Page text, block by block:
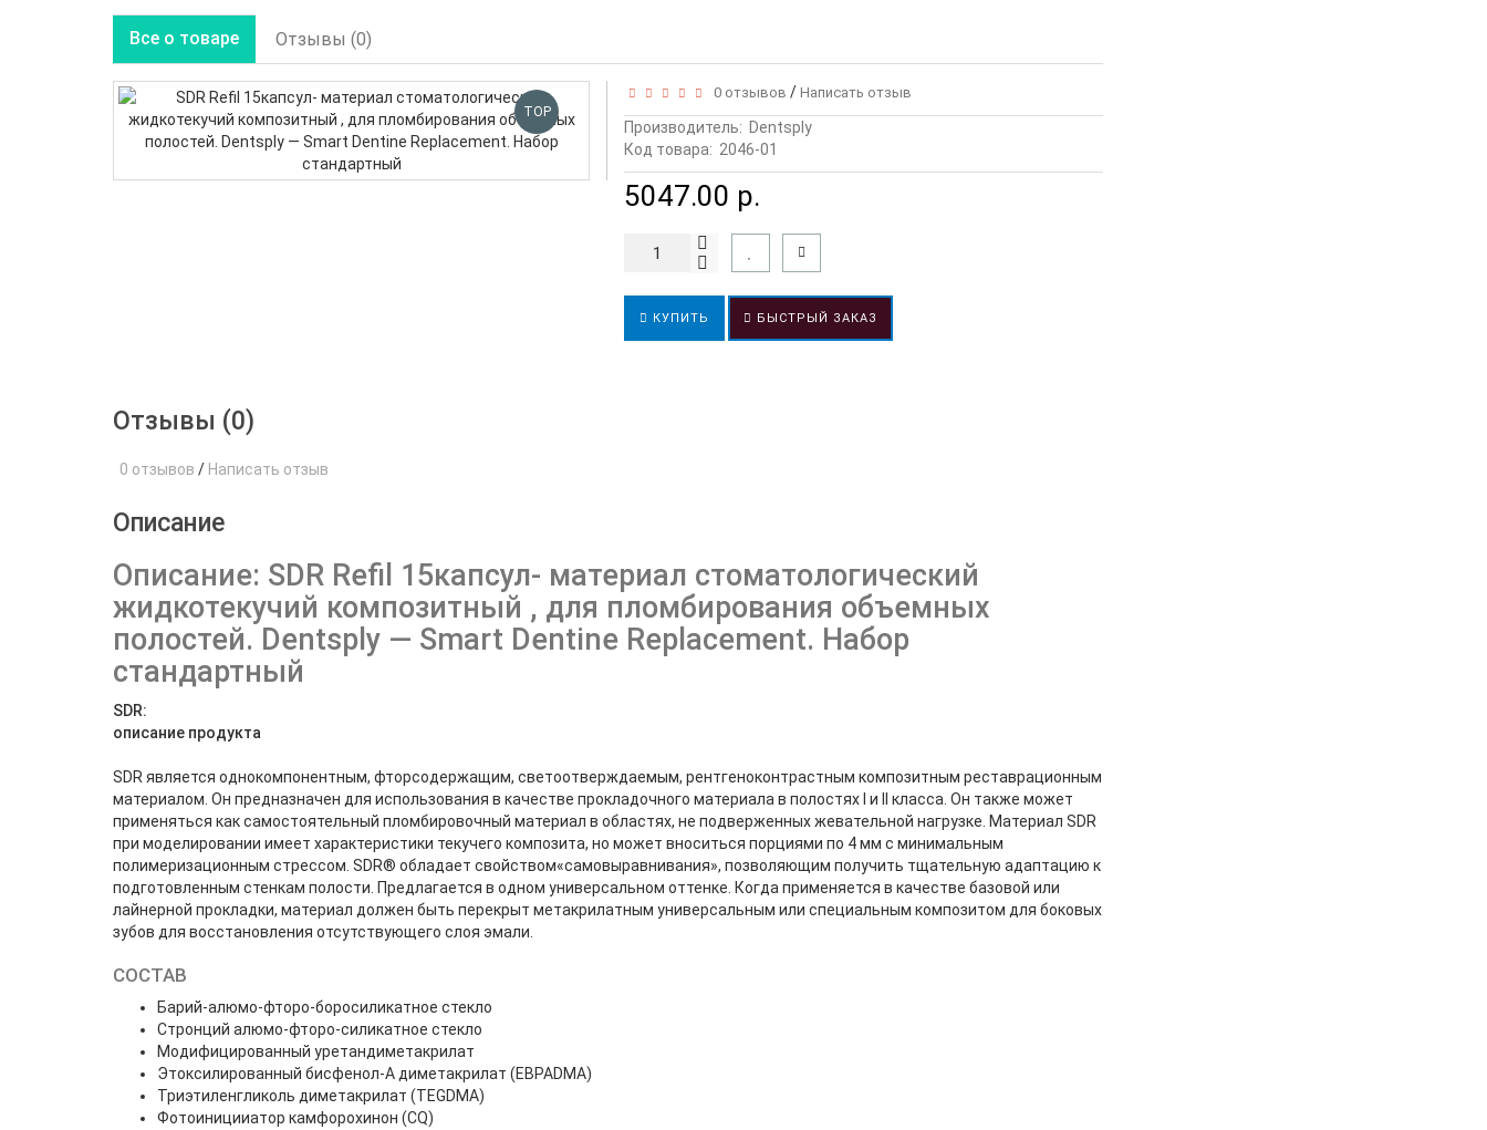
Все о товаре Отзывы (0)
TOP
0 отзывов / Написать отзыв
Производитель: Dentsply
Код товара: 2046-01
5047.00 р.
КУПИТЬ БЫСТРЫЙ ЗАКАЗ
Отзывы (0)
0 отзывов / Написать отзыв
Описание
Описание: SDR Refil 15капсул- материал стоматологический
жидкотекучий композитный , для пломбирования объемных
полостей. Dentsply — Smart Dentine Replacement. Набор
стандартный
SDR:
описание продукта
SDR является однокомпонентным, фторсодержащим, светоотверждаемым, рентгеноконтрастным композитным реставрационным
материалом. Он предназначен для использования в качестве прокладочного материала в полостях I и II класса. Он также может
применяться как самостоятельный пломбировочный материал в областях, не подверженных жевательной нагрузке. Материал SDR
при моделировании имеет характеристики текучего композита, но может вноситься порциями по 4 мм с минимальным
полимеризационным стрессом. SDR® обладает свойством«самовыравнивания», позволяющим получить тщательную адаптацию к
подготовленным стенкам полости. Предлагается в одном универсальном оттенке. Когда применяется в качестве базовой или
лайнерной прокладки, материал должен быть перекрыт метакрилатным универсальным или специальным композитом для боковых
зубов для восстановления отсутствующего слоя эмали.
СОСТАВ
Барий-алюмо-фторо-боросиликатное стекло
Стронций алюмо-фторо-силикатное стекло
Модифицированный уретандиметакрилат
Этоксилированный бисфенол-А диметакрилат (EBPADMA)
Триэтиленгликоль диметакрилат (TEGDMA)
Фотоиницииатор камфорохинон (CQ)